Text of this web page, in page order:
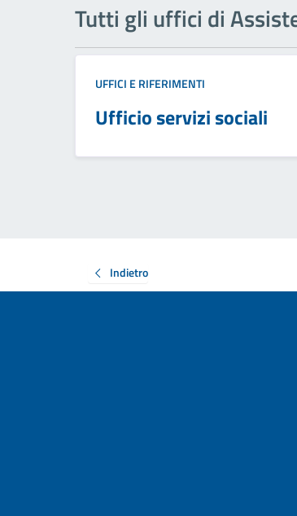
Tutti gli uffici di
UFFICI E RIFERIMENTI
Ufficio servizi sociali
Indietro